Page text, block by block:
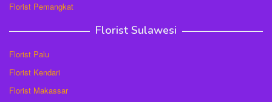
Florist Pemangkat
Florist Sulawesi
Florist Palu
Florist Kendari
Florist Makassar